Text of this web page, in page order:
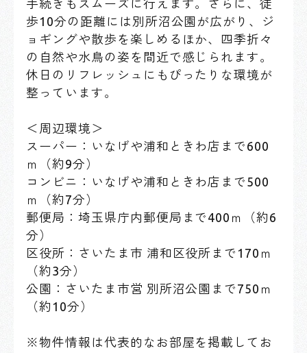
手続きもスムーズに行えます。さらに、徒
歩10分の距離には別所沼公園が広がり、ジ
ョギングや散歩を楽しめるほか、四季折々
の自然や水鳥の姿を間近で感じられます。
休日のリフレッシュにもぴったりな環境が
整っています。
＜周辺環境＞
スーパー：いなげや浦和ときわ店まで600
ｍ（約9分）
コンビニ：いなげや浦和ときわ店まで500
ｍ（約7分）
郵便局：埼玉県庁内郵便局まで400ｍ（約6
分）
区役所：さいたま市 浦和区役所まで170ｍ
（約3分）
公園：さいたま市営 別所沼公園まで750ｍ
（約10分）
※物件情報は代表的なお部屋を掲載してお